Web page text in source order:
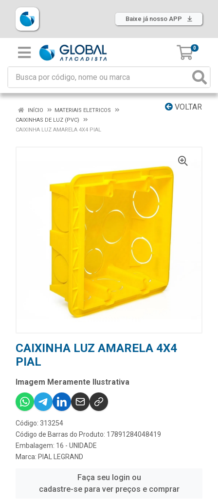
Baixe já nosso APP
0
VOLTAR
INÍCIO
MATERIAIS ELETRICOS
CAIXINHAS DE LUZ (PVC)
CAIXINHA LUZ AMARELA 4X4 PIAL
CAIXINHA LUZ AMARELA 4X4
PIAL
Imagem Meramente Ilustrativa
Código: 313254
Código de Barras do Produto: 17891284048419
Embalagem: 16 - UNIDADE
Marca: PIAL LEGRAND
Faça seu login ou
cadastre-se para ver preços e comprar